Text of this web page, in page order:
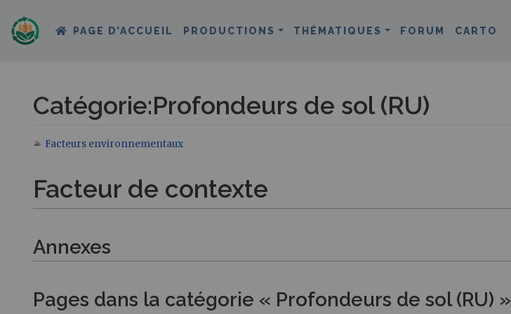
PAGE D’ACCUEIL PRODUCTIONS THÉMATIQUES FORUM CARTO
Catégorie:Profondeurs de sol (RU)
Aller à :navigation,rechercher
Facteurs environnementaux
Facteur de contexte
Annexes
Pages dans la catégorie « Profondeurs de sol (RU) »